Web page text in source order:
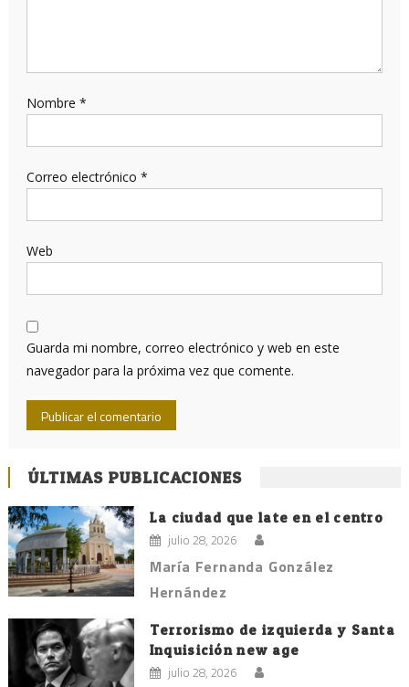
Nombre *
Correo electrónico *
Web
Guarda mi nombre, correo electrónico y web en este
navegador para la próxima vez que comente.
ÚLTIMAS PUBLICACIONES
La ciudad que late en el centro
julio 28, 2026
María Fernanda González
Hernández
Terrorismo de izquierda y Santa
Inquisición new age
julio 28, 2026